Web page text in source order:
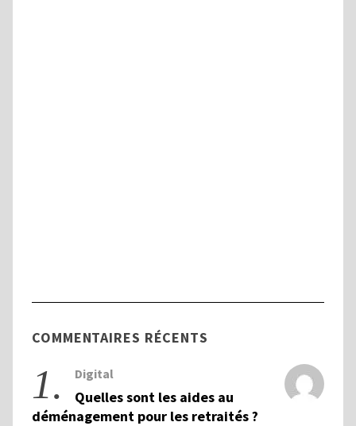
COMMENTAIRES RÉCENTS
1. Digital
Quelles sont les aides au
déménagement pour les retraités ?